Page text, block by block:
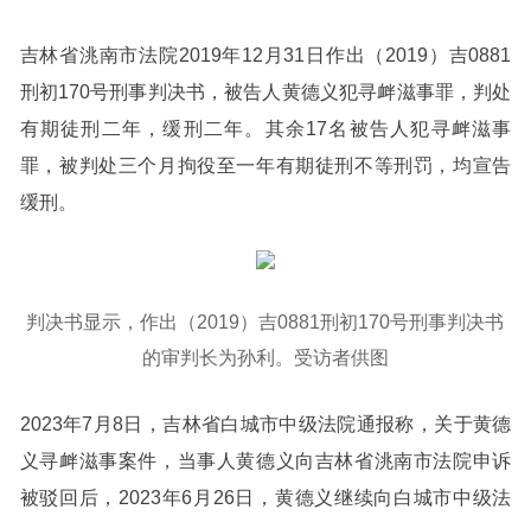
吉林省洮南市法院2019年12月31日作出（2019）吉0881
刑初170号刑事判决书，被告人黄德义犯寻衅滋事罪，判处
有期徒刑二年，缓刑二年。其余17名被告人犯寻衅滋事
罪，被判处三个月拘役至一年有期徒刑不等刑罚，均宣告
缓刑。
判决书显示，作出（2019）吉0881刑初170号刑事判决书
的审判长为孙利。受访者供图
2023年7月8日，吉林省白城市中级法院通报称，关于黄德
义寻衅滋事案件，当事人黄德义向吉林省洮南市法院申诉
被驳回后，2023年6月26日，黄德义继续向白城市中级法